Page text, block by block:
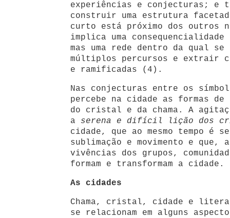
experiências e conjecturas; e
construir uma estrutura
curto está próximo dos outros
implica uma
mas uma rede dentro da qual se
múltiplos percursos e extrair
e ramificadas (4).
Nas conjecturas entre os
percebe na cidade as formas de
do cristal e da chama. A
a serena e difícil lição dos
cidade, que ao mesmo tempo é
sublimação e movimento e que,
vivências dos grupos,
formam e transformam a cidade.
As cidades
Chama, cristal, cidade e
se relacionam em alguns